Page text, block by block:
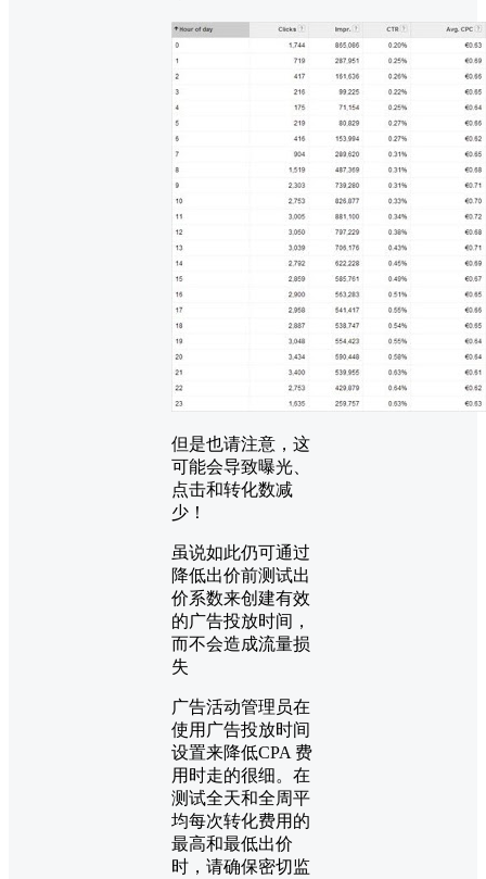
但是也请注意，这
可能会导致曝光、
点击和转化数减
少！
虽说如此仍可通过
降低出价前测试出
价系数来创建有效
的广告投放时间，
而不会造成流量损
失
广告活动管理员在
使用广告投放时间
设置来降低CPA 费
用时走的很细。在
测试全天和全周平
均每次转化费用的
最高和最低出价
时，请确保密切监